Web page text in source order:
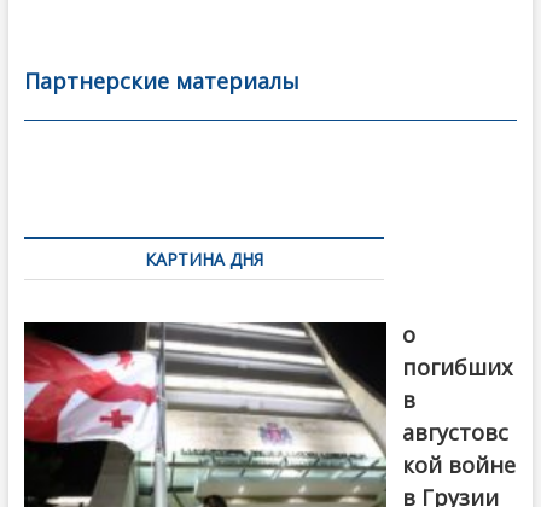
b
o
er l
а
в
Партнерские материалы
по
записямКАРТИНА ДНЯ
о
погибших
в
августовс
кой войне
в Грузии